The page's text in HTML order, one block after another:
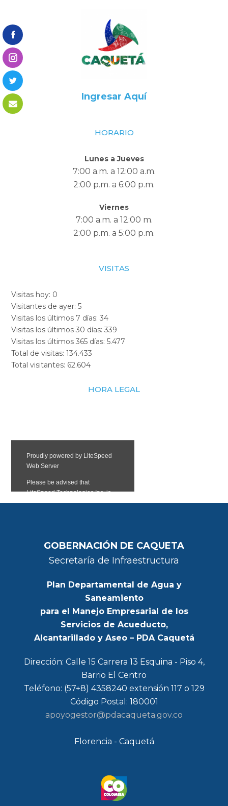
Ingresar Aquí
HORARIO
Lunes a Jueves
7:00 a.m. a 12:00 a.m.
2:00 p.m. a 6:00 p.m.
Viernes
7:00 a.m. a 12:00 m.
2:00 p.m. a 5:00 p.m.
VISITAS
Visitas hoy: 0
Visitantes de ayer:5
Visitas los últimos 7 días:34
Visitas los últimos 30 días:339
Visitas los últimos 365 días:5.477
Total de visitas:134.433
Total visitantes: 62.604
HORA LEGAL
GOBERNACIÓN DE CAQUETA
Secretaría de Infraestructura
Plan Departamental de Agua y
Saneamiento
para el Manejo Empresarial de los
Servicios de Acueducto,
Alcantarillado y Aseo – PDA Caquetá
Dirección: Calle 15 Carrera 13 Esquina - Piso 4,
Barrio El Centro
Teléfono: (57+8) 4358240 extensión 117 o 129
Código Postal: 180001
apoyogestor@pdacaqueta.gov.co
Florencia - Caquetá